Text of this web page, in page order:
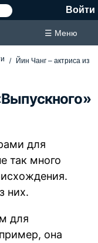
Войти
☰ Меню
Йин Чанг – актриса из
для
так много
них.
для
она